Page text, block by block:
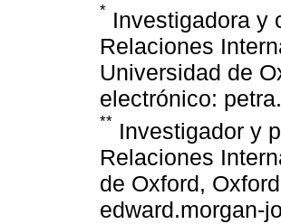
* Investigadora y
Relaciones
Universidad de
electrónico:
** Investigador y
Relaciones
de Oxford,
edward.morgan-